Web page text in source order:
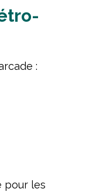
:
pour les